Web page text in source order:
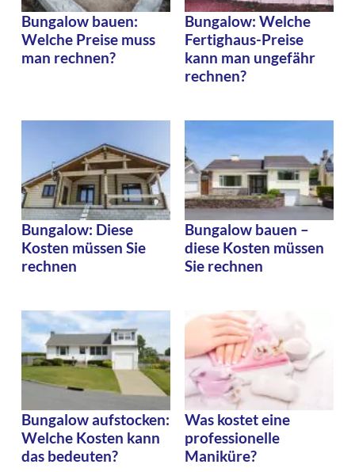
Bungalow bauen:
Welche Preise muss
man rechnen?
Bungalow: Welche
Fertighaus-Preise
kann man ungefähr
rechnen?
Bungalow: Diese
Kosten müssen Sie
rechnen
Bungalow bauen –
diese Kosten müssen
Sie rechnen
Bungalow aufstocken:
Welche Kosten kann
das bedeuten?
Was kostet eine
professionelle
Maniküre?